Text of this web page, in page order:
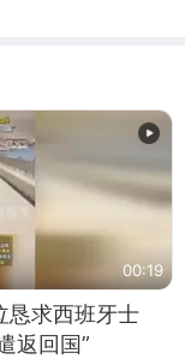
00:19
恳求西班牙士
返回国”